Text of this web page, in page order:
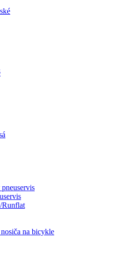
Runflat
na bicykle